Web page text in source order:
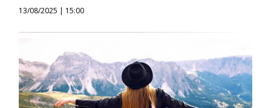
13/08/2025 | 15:00